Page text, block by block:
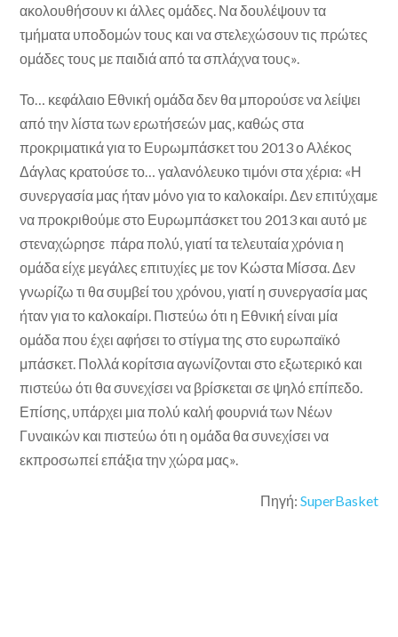
ακολουθήσουν κι άλλες ομάδες. Να δουλέψουν τα
τμήματα υποδομών τους και να στελεχώσουν τις πρώτες
ομάδες τους με παιδιά από τα σπλάχνα τους».
Το… κεφάλαιο Εθνική ομάδα δεν θα μπορούσε να λείψει
από την λίστα των ερωτήσεών μας, καθώς στα
προκριματικά για το Ευρωμπάσκετ του 2013 ο Αλέκος
Δάγλας κρατούσε το… γαλανόλευκο τιμόνι στα χέρια: «Η
συνεργασία μας ήταν μόνο για το καλοκαίρι. Δεν επιτύχαμε
να προκριθούμε στο Ευρωμπάσκετ του 2013 και αυτό με
στεναχώρησε πάρα πολύ, γιατί τα τελευταία χρόνια η
ομάδα είχε μεγάλες επιτυχίες με τον Κώστα Μίσσα. Δεν
γνωρίζω τι θα συμβεί του χρόνου, γιατί η συνεργασία μας
ήταν για το καλοκαίρι. Πιστεύω ότι η Εθνική είναι μία
ομάδα που έχει αφήσει το στίγμα της στο ευρωπαϊκό
μπάσκετ. Πολλά κορίτσια αγωνίζονται στο εξωτερικό και
πιστεύω ότι θα συνεχίσει να βρίσκεται σε ψηλό επίπεδο.
Επίσης, υπάρχει μια πολύ καλή φουρνιά των Νέων
Γυναικών και πιστεύω ότι η ομάδα θα συνεχίσει να
εκπροσωπεί επάξια την χώρα μας».
Πηγή: SuperBasket